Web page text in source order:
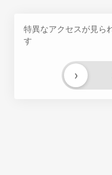
特異なアクセスが見ら
す
›